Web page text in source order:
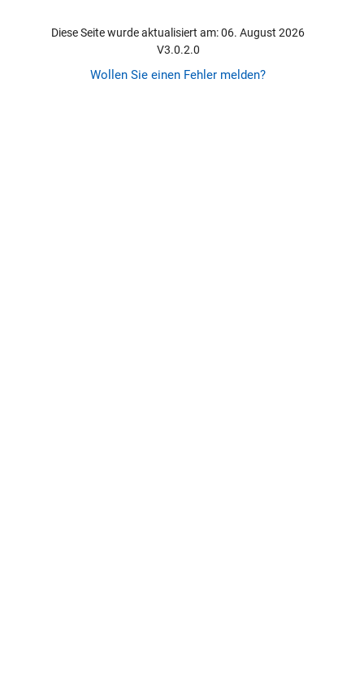
Diese Seite wurde aktualisiert am: 06. August 2026
V3.0.2.0
Wollen Sie einen Fehler melden?